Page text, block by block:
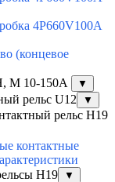
4P660V100A
(концевое
M 10-150А
▼
рельс U12 ▼
рельс Н19
контактные
H19
▼